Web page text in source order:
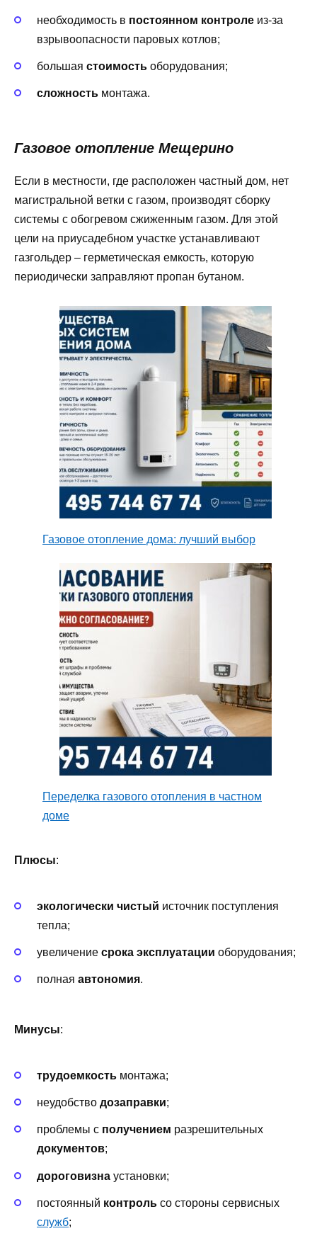
необходимость в постоянном контроле из-за
взрывоопасности паровых котлов;
большая стоимость оборудования;
сложность монтажа.
Газовое отопление Мещерино
Если в местности, где расположен частный дом, нет
магистральной ветки с газом, производят сборку
системы с обогревом сжиженным газом. Для этой
цели на приусадебном участке устанавливают
газгольдер – герметическая емкость, которую
периодически заправляют пропан бутаном.
Газовое отопление дома: лучший выбор
Переделка газового отопления в частном
доме
Плюсы:
экологически чистый источник поступления
тепла;
увеличение срока эксплуатации оборудования;
полная автономия.
Минусы:
трудоемкость монтажа;
неудобство дозаправки;
проблемы с получением разрешительных
документов;
дороговизна установки;
постоянный контроль со стороны сервисных
служб;